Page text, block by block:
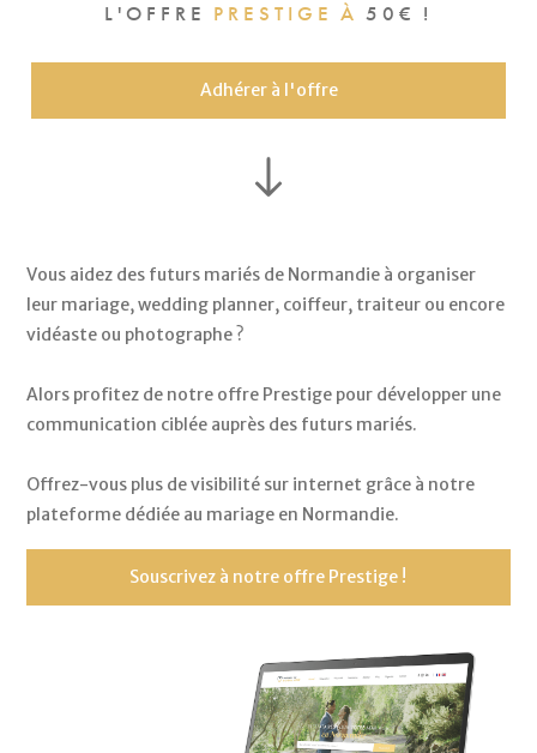
L'OFFRE PRESTIGE À 50€ !
Adhérer à l'offre
Vous aidez des futurs mariés de Normandie à organiser
leur mariage, wedding planner, coiffeur, traiteur ou encore
vidéaste ou photographe ?
Alors profitez de notre offre Prestige pour développer une
communication ciblée auprès des futurs mariés.
Offrez-vous plus de visibilité sur internet grâce à notre
plateforme dédiée au mariage en Normandie.
Souscrivez à notre offre Prestige !